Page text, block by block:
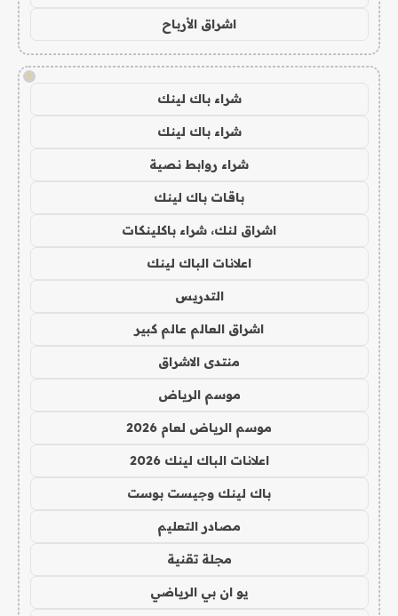
اشراق الأرباح
!
شراء باك لينك
شراء باك لينك
شراء روابط نصية
باقات باك لينك
اشراق لنك، شراء باكلينكات
اعلانات الباك لينك
التدريس
اشراق العالم عالم كبير
منتدى الاشراق
موسم الرياض
موسم الرياض لعام 2026
اعلانات الباك لينك 2026
باك لينك وجيست بوست
مصادر التعليم
مجلة تقنية
يو ان بي الرياضي